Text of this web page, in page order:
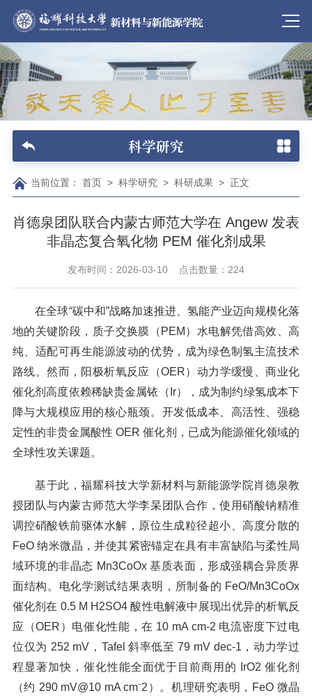
科学研究
当前位置： 首页> 科学研究> 科研成果 > 正文
肖德泉团队联合内蒙古师范大学在 Angew 发表
非晶态复合氧化物 PEM 催化剂成果
发布时间：2026-03-10 点击数量： 224
在全球“碳中和”战略加速推进、氢能产业迈向规模化落
地的关键阶段，质子交换膜（PEM）水电解凭借高效、高
纯、适配可再生能源波动的优势，成为绿色制氢主流技术
路线。然而，阳极析氧反应（OER）动力学缓慢、商业化
催化剂高度依赖稀缺贵金属铱（Ir），成为制约绿氢成本下
降与大规模应用的核心瓶颈。开发低成本、高活性、强稳
定性的非贵金属酸性 OER 催化剂，已成为能源催化领域的
全球性攻关课题。
基于此，福耀科技大学新材料与新能源学院肖德泉教
授团队与内蒙古师范大学李杲团队合作，使用硝酸钠精准
调控硝酸铁前驱体水解，原位生成粒径超小、高度分散的
FeO 纳米微晶，并使其紧密锚定在具有丰富缺陷与柔性局
域环境的非晶态 Mn3CoOx 基质表面，形成强耦合异质界
面结构。电化学测试结果表明，所制备的 FeO/Mn3CoOx
催化剂在 0.5 M H2SO4 酸性电解液中展现出优异的析氧反
应（OER）电催化性能，在 10 mA cm-2 电流密度下过电
位仅为 252 mV，Tafel 斜率低至 79 mV dec-1，动力学过
程显著加快，催化性能全面优于目前商用的 IrO2 催化剂
（约 290 mV@10 mA cm⁻2）。机理研究表明，FeO 微晶